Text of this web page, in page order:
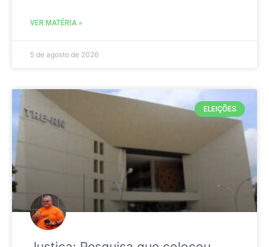
VER MATÉRIA »
5 de agosto de 2026
ELEIÇÕES